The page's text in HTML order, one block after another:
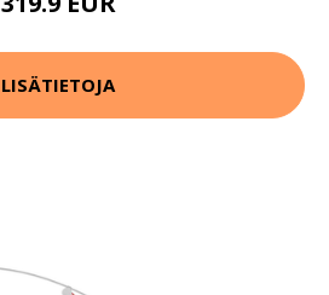
LISÄTIETOJA